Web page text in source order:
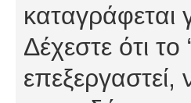
Δέχεστε ότι
επεξεργαστεί,